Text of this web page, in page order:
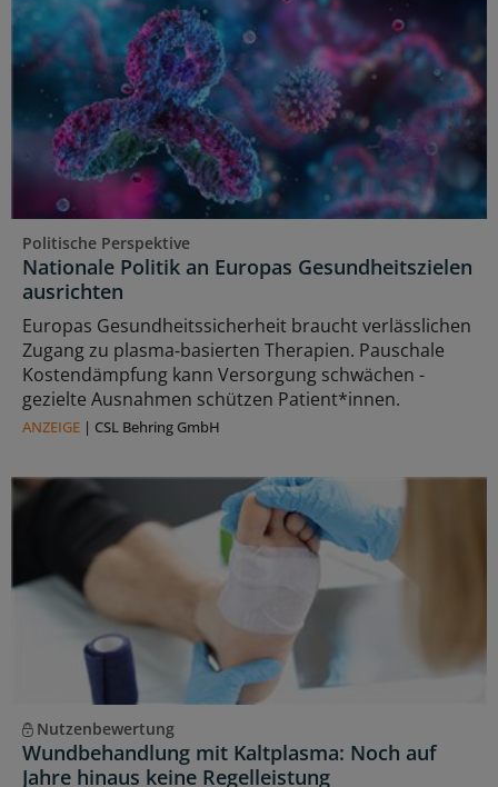
Politische Perspektive
Nationale Politik an Europas Gesundheitszielen
ausrichten
Europas Gesundheitssicherheit braucht verlässlichen
Zugang zu plasma‑basierten Therapien. Pauschale
Kostendämpfung kann Versorgung schwächen -
gezielte Ausnahmen schützen Patient*innen.
ANZEIGE | CSL Behring GmbH
Nutzenbewertung
Wundbehandlung mit Kaltplasma: Noch auf
Jahre hinaus keine Regelleistung